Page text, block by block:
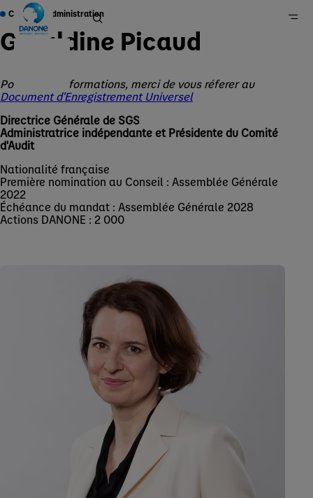
Qui sommes-nous ?
Gouvernance
Conseil d'Administration
Géraldine Picaud
Pour plus d'informations, merci de vous réferer au
Document d'Enregistrement Universel
Directrice Générale de SGS
Administratrice indépendante et Présidente du Comité
d'Audit
Nationalité française
Première nomination au Conseil : Assemblée Générale
2022
Échéance du mandat : Assemblée Générale 2028
Actions DANONE : 2 000